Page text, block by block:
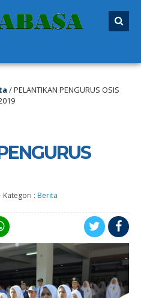
/PELANTIKAN PENGURUS OSIS
Kategori : Berita